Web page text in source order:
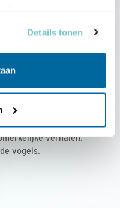
Details tonen
€ 36,00 per jaar
leden, met
verhalen.
vogels.